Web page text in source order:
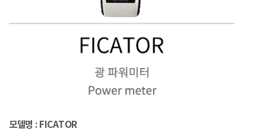
모델명 : FICATOR